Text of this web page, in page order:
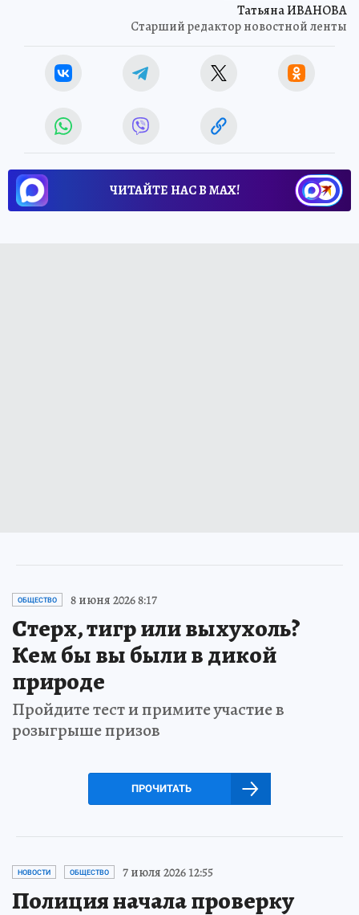
Татьяна ИВАНОВА
Старший редактор новостной ленты
ЧИТАЙТЕ НАС В МАХ!
ОБЩЕСТВО 8 июня 2026 8:17
Стерх, тигр или выхухоль?
Кем бы вы были в дикой
природе
Пройдите тест и примите участие в
розыгрыше призов
ПРОЧИТАТЬ
НОВОСТИ ОБЩЕСТВО 7 июля 2026 12:55
Полиция начала проверку